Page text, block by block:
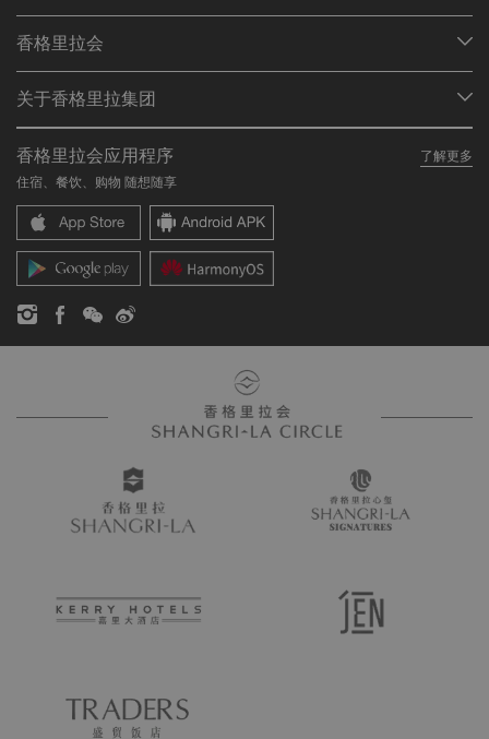
查找预订
餐厅与酒吧
香格里拉会
加入香格里拉会
常见问题
联络我们
关于香格里拉集团
我们的酒店品牌
香格里拉中心
香格里拉公寓
联系方式
职业发展
企业社会责任
新闻稿
香格里拉会应用程序
了解更多
住宿、餐饮、购物 随想随享